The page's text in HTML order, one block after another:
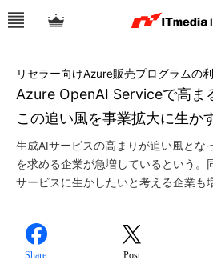
Azure OpenAI Serviceで高
この追い風を事業拡大に生か
リセラー向けAzure販売プログラムの
生成AIサービスの高まりが追い風とな
を求める企業が急増しているという。
サービスに生かしたいと考える企業も
Share Post